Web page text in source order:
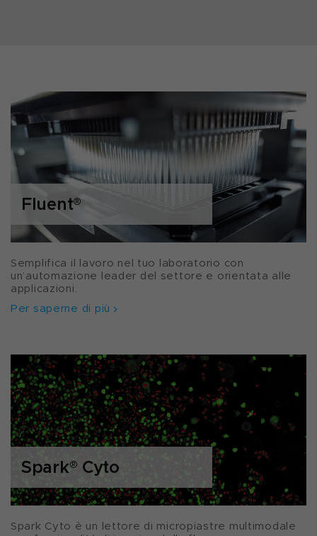
Fluent®
Semplifica il lavoro nel tuo laboratorio con
un’automazione leader del settore e orientata alle
applicazioni.
Per saperne di più
Spark® Cyto
Spark Cyto è un lettore di micropiastre multimodale